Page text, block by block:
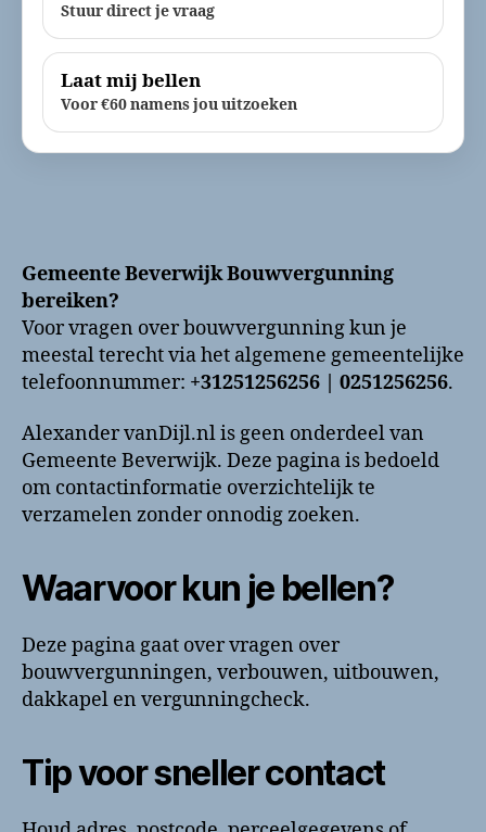
Stuur direct je vraag
Laat mij bellen
Voor €60 namens jou uitzoeken
Gemeente Beverwijk Bouwvergunning
bereiken?
Voor vragen over bouwvergunning kun je
meestal terecht via het algemene gemeentelijke
telefoonnummer: +31251256256 | 0251256256.
Alexander vanDijl.nl is geen onderdeel van
Gemeente Beverwijk. Deze pagina is bedoeld
om contactinformatie overzichtelijk te
verzamelen zonder onnodig zoeken.
Waarvoor kun je bellen?
Deze pagina gaat over vragen over
bouwvergunningen, verbouwen, uitbouwen,
dakkapel en vergunningcheck.
Tip voor sneller contact